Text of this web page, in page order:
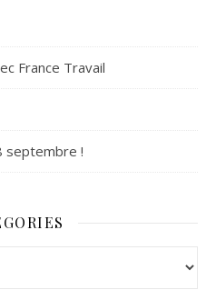
France Travail
septembre !